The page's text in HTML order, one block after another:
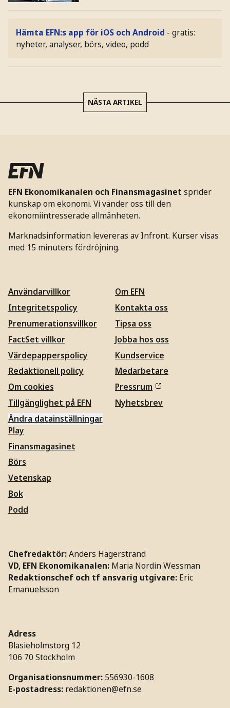
Hämta EFN:s app för iOS och Android - gratis:
nyheter, analyser, börs, video, podd
NÄSTA ARTIKEL
EFN Ekonomikanalen och Finansmagasinet sprider
kunskap om ekonomi. Vi vänder oss till den
ekonomiintresserade allmänheten.
Marknadsinformation levereras av Infront. Kurser visas
med 15 minuters fördröjning.
Användarvillkor
Integritetspolicy
Prenumerationsvillkor
FactSet villkor
Värdepapperspolicy
Redaktionell policy
Om cookies
Tillgänglighet på EFN
Ändra datainställningar
Om EFN
Kontakta oss
Tipsa oss
Jobba hos oss
Kundservice
Medarbetare
Pressrum
Nyhetsbrev
Play
Finansmagasinet
Börs
Vetenskap
Bok
Podd
Chefredaktör:Anders Hägerstrand
VD, EFN Ekonomikanalen: Maria Nordin Wessman
Redaktionschef och tf ansvarig utgivare: Eric
Emanuelsson
Adress
Blasieholmstorg 12
106 70 Stockholm
Organisationsnummer: 556930-1608
E-postadress: redaktionen@efn.se